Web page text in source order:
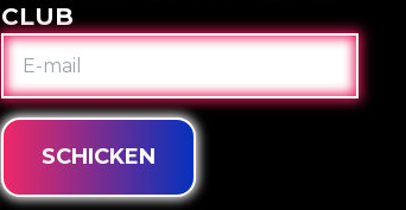
CLUB
E-
MAIL
SCHICKEN